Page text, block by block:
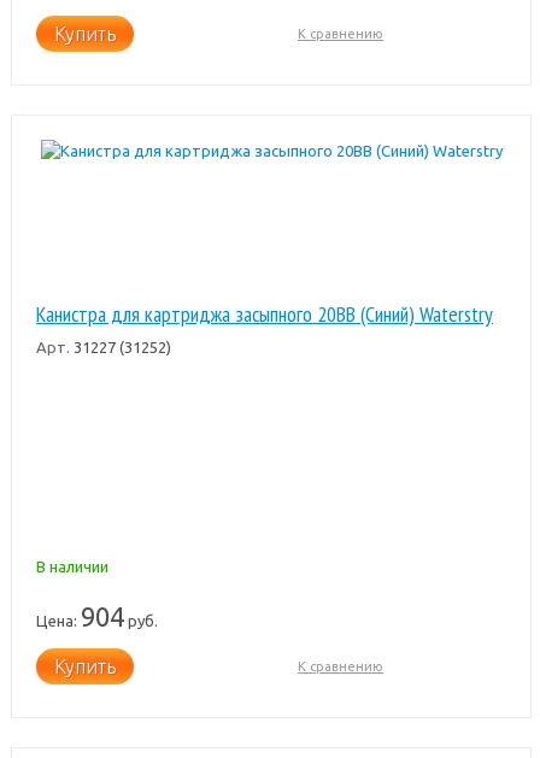
Купить К сравнению
Канистра для картриджа засыпного 20BB (Синий) Waterstry
Арт. 31227 (31252)
В наличии
Цена: 904руб.
Купить К сравнению